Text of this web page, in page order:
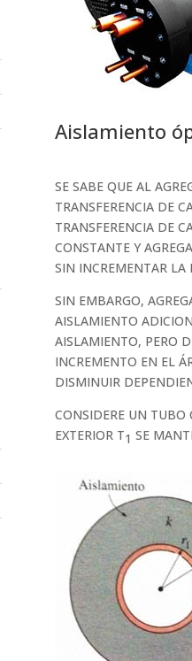
Aislamiento
SE SABE QUE AL
TRANSFERENCIA DE
TRANSFERENCIA DE
CONSTANTE Y
SIN INCREMENTAR LA
SIN EMBARGO,
AISLAMIENTO
AISLAMIENTO, PERO
INCREMENTO EN EL
DISMINUIR
CONSIDERE UN TUBO
EXTERIOR T1 SE